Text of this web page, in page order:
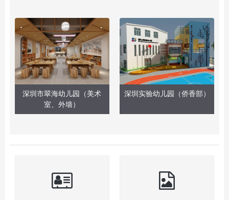
深圳市翠海幼儿园（美术
室、外墙）
深圳实验幼儿园（侨香部）